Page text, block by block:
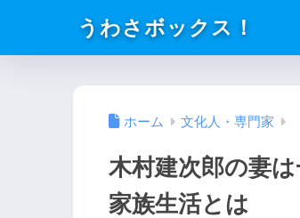
うわさボックス！
ホーム 文化人・専門家
木村建次郎の妻
家族生活とは